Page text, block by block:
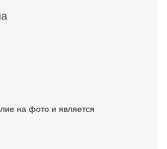
на фото и является